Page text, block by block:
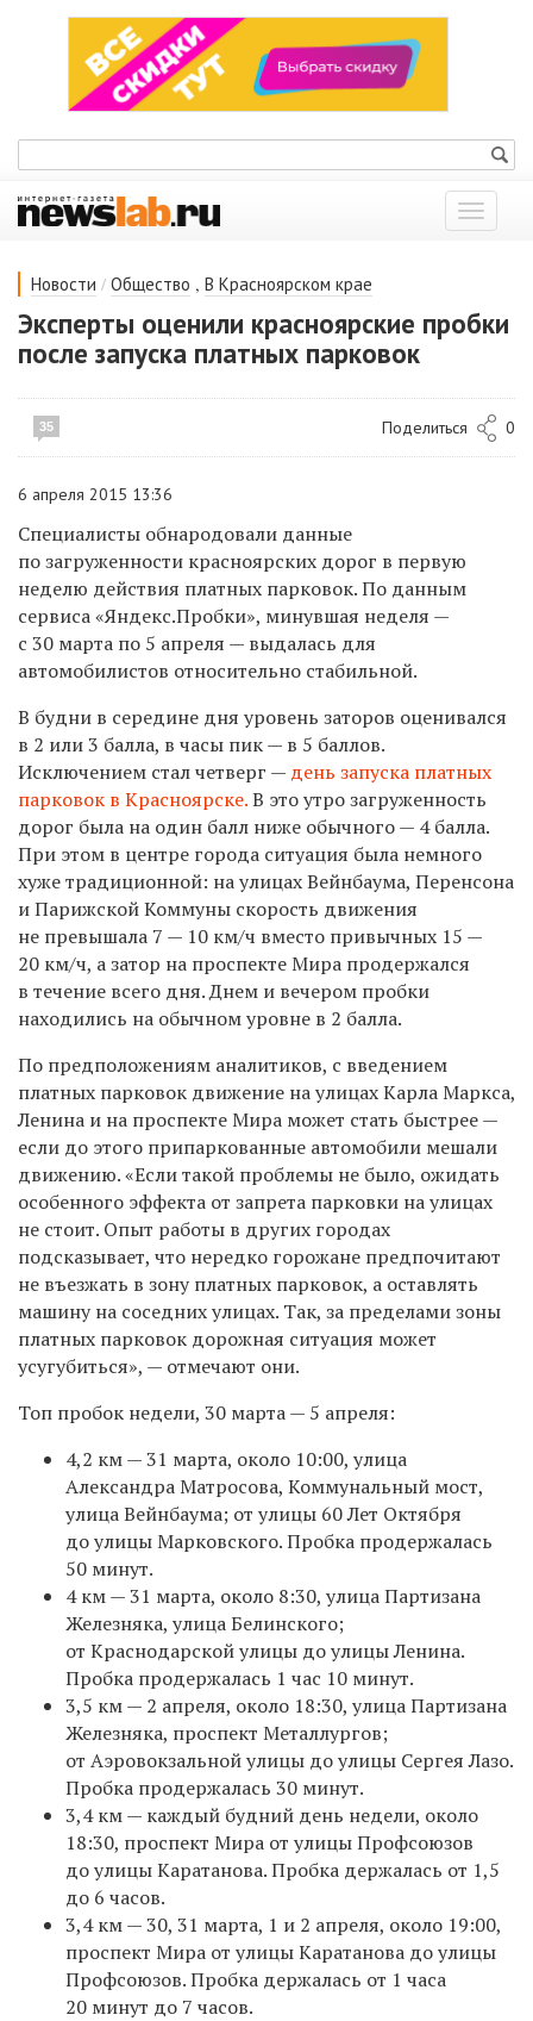
Показать
меню
Новости / Общество , В Красноярском крае
Эксперты оценили красноярские пробки
после запуска платных парковок
35 Поделиться 0
6 апреля 2015 13:36
Специалисты обнародовали данные
по загруженности красноярских дорог в первую
неделю действия платных парковок. По данным
сервиса «Яндекс.Пробки», минувшая неделя —
с 30 марта по 5 апреля — выдалась для
автомобилистов относительно стабильной.
В будни в середине дня уровень заторов оценивался
в 2 или 3 балла, в часы пик — в 5 баллов.
Исключением стал четверг — день запуска платных
парковок в Красноярске.В это утро загруженность
дорог была на один балл ниже обычного — 4 балла.
При этом в центре города ситуация была немного
хуже традиционной: на улицах Вейнбаума, Перенсона
и Парижской Коммуны скорость движения
не превышала 7 — 10 км/ч вместо привычных 15 —
20 км/ч, а затор на проспекте Мира продержался
в течение всего дня. Днем и вечером пробки
находились на обычном уровне в 2 балла.
По предположениям аналитиков, с введением
платных парковок движение на улицах Карла Маркса,
Ленина и на проспекте Мира может стать быстрее —
если до этого припаркованные автомобили мешали
движению. «Если такой проблемы не было, ожидать
особенного эффекта от запрета парковки на улицах
не стоит. Опыт работы в других городах
подсказывает, что нередко горожане предпочитают
не въезжать в зону платных парковок, а оставлять
машину на соседних улицах. Так, за пределами зоны
платных парковок дорожная ситуация может
усугубиться», — отмечают они.
Топ пробок недели, 30 марта — 5 апреля:
4,2 км — 31 марта, около 10:00, улица
Александра Матросова, Коммунальный мост,
улица Вейнбаума; от улицы 60 Лет Октября
до улицы Марковского. Пробка продержалась
50 минут.
4 км — 31 марта, около 8:30, улица Партизана
Железняка, улица Белинского;
от Краснодарской улицы до улицы Ленина.
Пробка продержалась 1 час 10 минут.
3,5 км — 2 апреля, около 18:30, улица Партизана
Железняка, проспект Металлургов;
от Аэровокзальной улицы до улицы Сергея Лазо.
Пробка продержалась 30 минут.
3,4 км — каждый будний день недели, около
18:30, проспект Мира от улицы Профсоюзов
до улицы Каратанова. Пробка держалась от 1,5
до 6 часов.
3,4 км — 30, 31 марта, 1 и 2 апреля, около 19:00,
проспект Мира от улицы Каратанова до улицы
Профсоюзов. Пробка держалась от 1 часа
20 минут до 7 часов.